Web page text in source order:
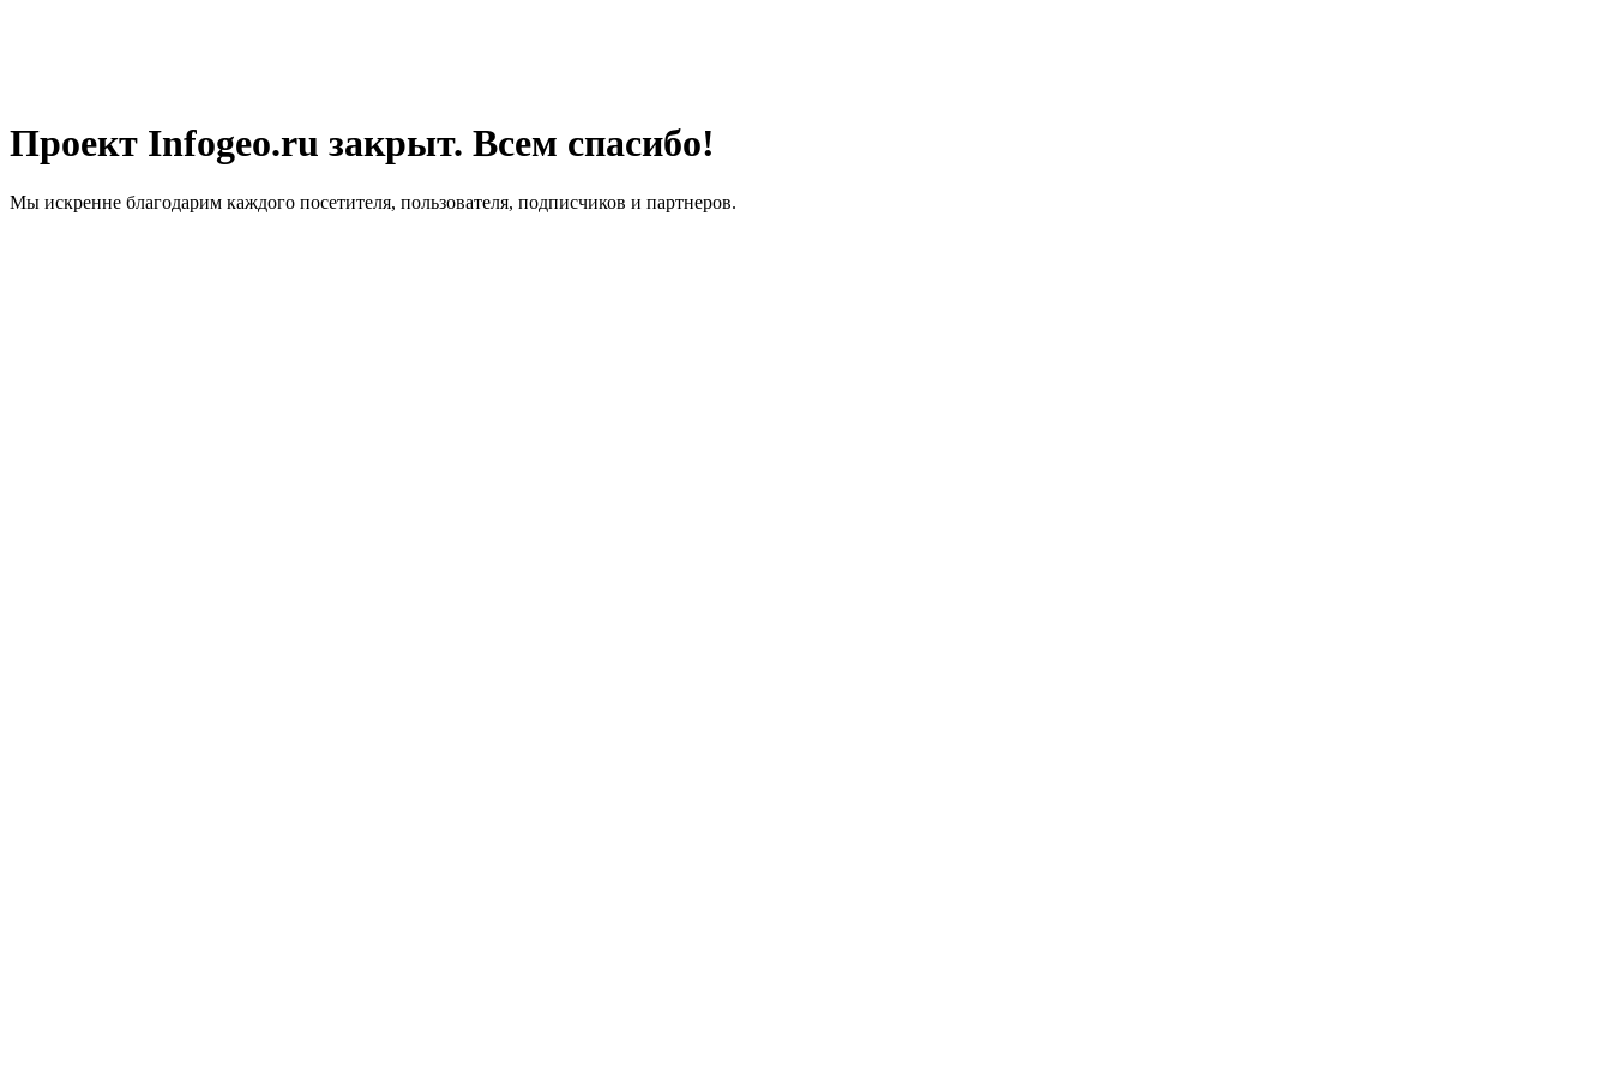
Проект Infogeo.ru закрыт. Всем спасибо!
Мы искренне благодарим каждого посетителя, пользователя, подписчиков и партнеров.